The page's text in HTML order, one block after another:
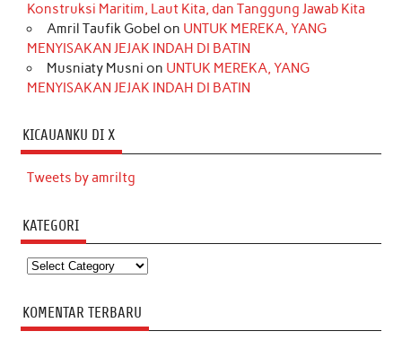
Konstruksi Maritim, Laut Kita, dan Tanggung Jawab Kita
Amril Taufik Gobel on UNTUK MEREKA, YANG
MENYISAKAN JEJAK INDAH DI BATIN
Musniaty Musni on UNTUK MEREKA, YANG
MENYISAKAN JEJAK INDAH DI BATIN
KICAUANKU DI X
Tweets by amriltg
KATEGORI
Kategori
KOMENTAR TERBARU